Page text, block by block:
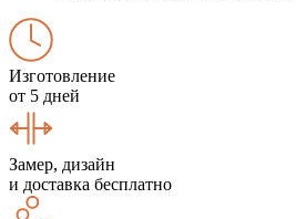
Изготовление
от 5 дней
Замер, дизайн
и доставка бесплатно